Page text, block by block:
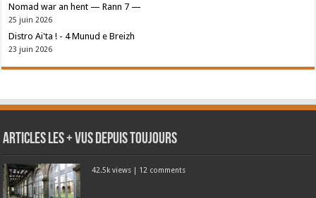
Nomad war an hent — Rann 7 —
25 juin 2026
Distro Ai'ta ! - 4 Munud e Breizh
23 juin 2026
Articles les + vus depuis toujours
42.5k views | 12 comments